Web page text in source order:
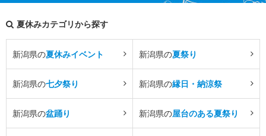
夏休みカテゴリから探す
新潟県の夏休みイベント 新潟県の夏祭り
新潟県の七夕祭り 新潟県の縁日・納涼祭
新潟県の盆踊り 新潟県の屋台のある夏祭り